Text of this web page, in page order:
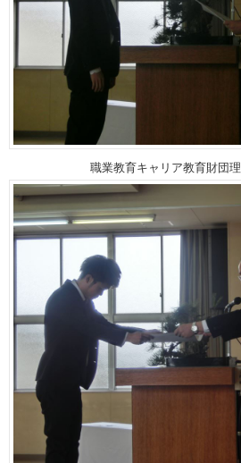
職業教育キャリア教育財団理